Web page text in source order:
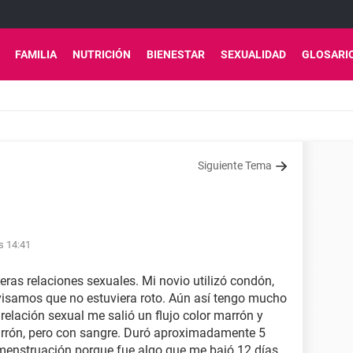
FAMILIA NUTRICIÓN BIENESTAR SEXUALIDAD
Siguiente Tema
14:41
relaciones sexuales. Mi novio utilizó condón,
que no estuviera roto. Aún así tengo mucho
sexual me salió un flujo color marrón y
pero con sangre. Duró aproximadamente 5